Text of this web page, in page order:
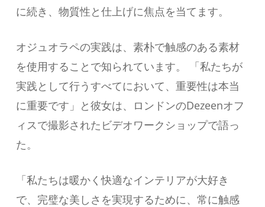
に続き、物質性と仕上げに焦点を当てます。
オジュオラペの実践は、素朴で触感のある素材
を使用することで知られています。 「私たちが
実践として行うすべてにおいて、重要性は本当
に重要です」と彼女は、ロンドンのDezeenオフ
ィスで撮影されたビデオワークショップで語っ
た。
「私たちは暖かく快適なインテリアが大好き
で、完璧な美しさを実現するために、常に触感